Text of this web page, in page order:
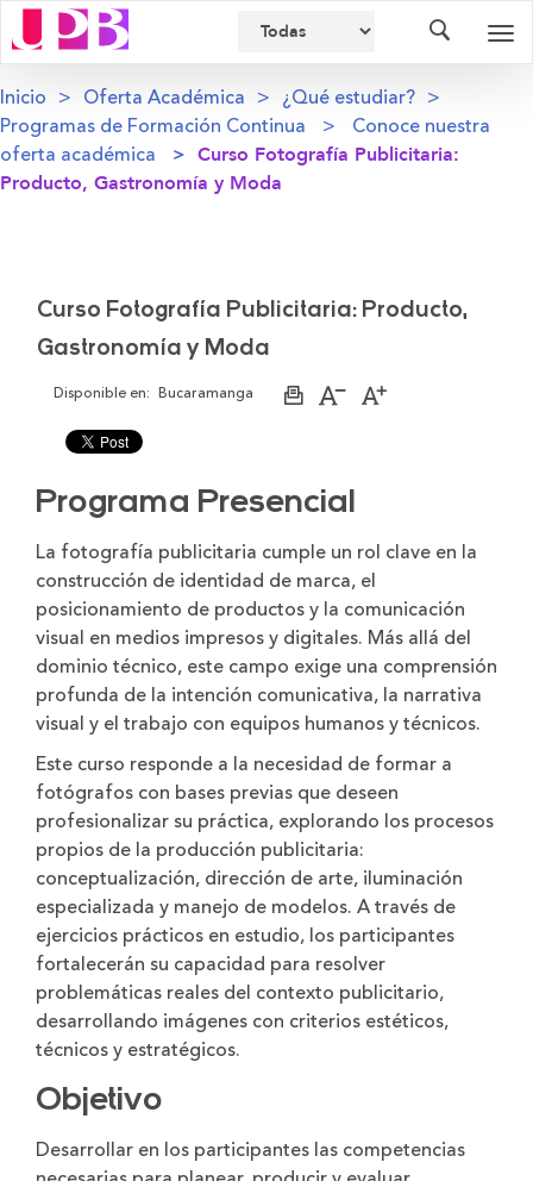
Inicio Oferta Académica
¿Qué estudiar?
Programas de Formación Continua
Conoce nuestra
oferta académica
Curso Fotografía Publicitaria:
Producto, Gastronomía y Moda
Curso Fotografía Publicitaria: Producto,
Gastronomía y Moda
Disponible en: Bucaramanga
ImprimirAumentar
letra
Disminuir
Programa Presencial
La fotografía publicitaria cumple un rol clave en la
construcción de identidad de marca, el
posicionamiento de productos y la comunicación
visual en medios impresos y digitales. Más allá del
dominio técnico, este campo exige una comprensión
profunda de la intención comunicativa, la narrativa
visual y el trabajo con equipos humanos y técnicos.
Este curso responde a la necesidad de formar a
fotógrafos con bases previas que deseen
profesionalizar su práctica, explorando los procesos
propios de la producción publicitaria:
conceptualización, dirección de arte, iluminación
especializada y manejo de modelos. A través de
ejercicios prácticos en estudio, los participantes
fortalecerán su capacidad para resolver
problemáticas reales del contexto publicitario,
desarrollando imágenes con criterios estéticos,
técnicos y estratégicos.
Objetivo
Desarrollar en los participantes las competencias